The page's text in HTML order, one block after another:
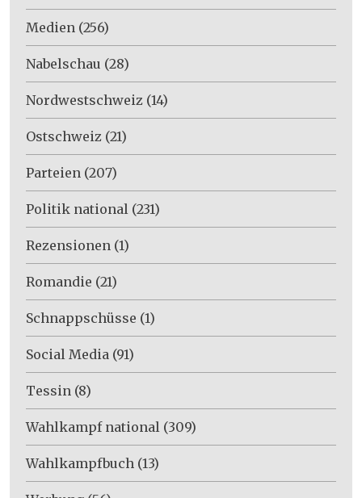
Medien (256)
Nabelschau (28)
Nordwestschweiz (14)
Ostschweiz (21)
Parteien (207)
Politik national (231)
Rezensionen (1)
Romandie (21)
Schnappschüsse (1)
Social Media (91)
Tessin (8)
Wahlkampf national (309)
Wahlkampfbuch (13)